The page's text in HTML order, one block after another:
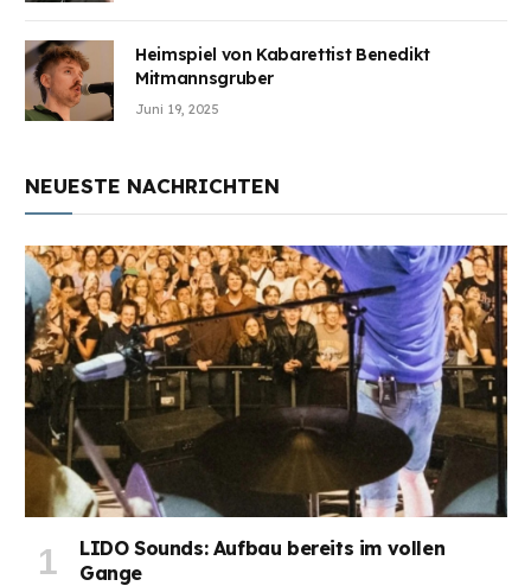
Heimspiel von Kabarettist Benedikt
Mitmannsgruber
Juni 19, 2025
NEUESTE NACHRICHTEN
LIDO Sounds: Aufbau bereits im vollen
Gange